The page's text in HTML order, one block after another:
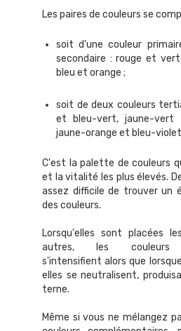
Les paires de couleurs se
soit d'une couleur
secondaire : rouge et
bleu et orange ;
soit de deux couleurs
et bleu-vert, jaune-vert
jaune-orange et bleu-
C'est la palette de couleurs
et la vitalité les plus élevés.
assez difficile de trouver un
des couleurs.
Lorsqu'elles sont placées
autres, les couleurs
s'intensifient alors que
elles se neutralisent,
terne.
Même si vous ne mélangez